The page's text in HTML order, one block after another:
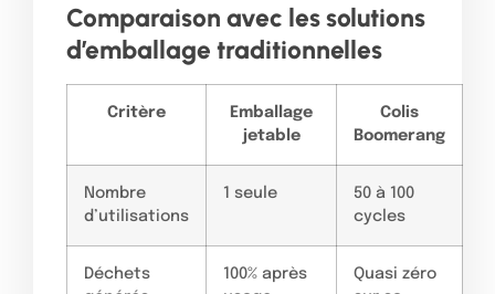
Comparaison avec les solutions
d’emballage traditionnelles
Critère
Emballage
jetable
Colis
Boomerang
Nombre
d’utilisations
1 seule
50 à 100
cycles
Déchets
100% après
Quasi zéro